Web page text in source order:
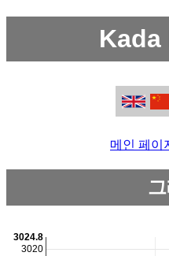
메인 페이
3020
3024.8